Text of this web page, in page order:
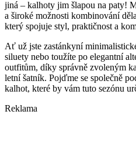
jiná – kalhoty jim šlapou na paty!
a široké možnosti kombinování
který spojuje styl, praktičnost a
Ať už jste zastánkyní
siluety nebo toužíte po elegantní
outfitům, díky správně zvoleným
letní šatník. Pojďme se společně
kalhot, které by vám tuto sezónu
Reklama